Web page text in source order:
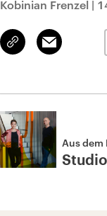
Kobinian Frenzel |
Link
kopieren/teilen
Email
Aus dem